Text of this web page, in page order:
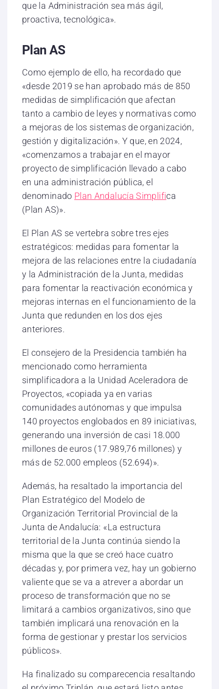
que la Administración sea más ágil,
proactiva, tecnológica».
Plan AS
Como ejemplo de ello, ha recordado que
«desde 2019 se han aprobado más de 850
medidas de simplificación que afectan
tanto a cambio de leyes y normativas como
a mejoras de los sistemas de organización,
gestión y digitalización». Y que, en 2024,
«comenzamos a trabajar en el mayor
proyecto de simplificación llevado a cabo
en una administración pública, el
denominado Plan Andalucía Simplifica
(Plan AS)».
El Plan AS se vertebra sobre tres ejes
estratégicos: medidas para fomentar la
mejora de las relaciones entre la ciudadanía
y la Administración de la Junta, medidas
para fomentar la reactivación económica y
mejoras internas en el funcionamiento de la
Junta que redunden en los dos ejes
anteriores.
El consejero de la Presidencia también ha
mencionado como herramienta
simplificadora a la Unidad Aceleradora de
Proyectos, «copiada ya en varias
comunidades autónomas y que impulsa
140 proyectos englobados en 89 iniciativas,
generando una inversión de casi 18.000
millones de euros (17.989,76 millones) y
más de 52.000 empleos (52.694)».
Además, ha resaltado la importancia del
Plan Estratégico del Modelo de
Organización Territorial Provincial de la
Junta de Andalucía: «La estructura
territorial de la Junta continúa siendo la
misma que la que se creó hace cuatro
décadas y, por primera vez, hay un gobierno
valiente que se va a atrever a abordar un
proceso de transformación que no se
limitará a cambios organizativos, sino que
también implicará una renovación en la
forma de gestionar y prestar los servicios
públicos».
Ha finalizado su comparecencia resaltando